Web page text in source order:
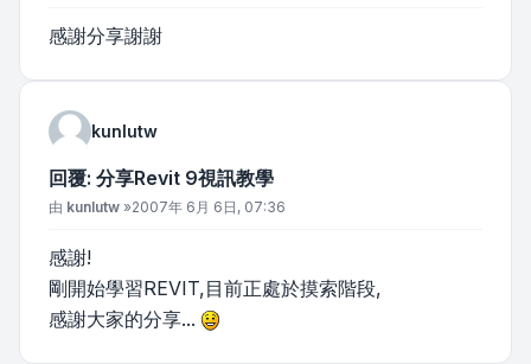
感謝分享謝謝
kunlutw
回覆: 分享Revit 9視訊教學
文章
由 kunlutw »2007年 6月 6日, 07:36
感謝!
剛開始學習REVIT,目前正處於摸索階段,
感謝大家的分享...